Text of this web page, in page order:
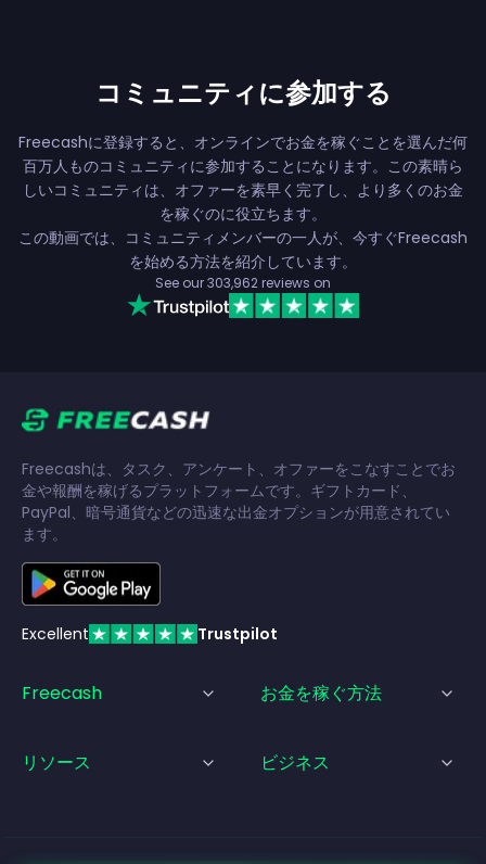
コミュニティに参加する
Freecashに登録すると、オンラインでお金を稼ぐことを選んだ何
百万人ものコミュニティに参加することになります。この素晴ら
しいコミュニティは、オファーを素早く完了し、より多くのお金
を稼ぐのに役立ちます。
この動画では、コミュニティメンバーの一人が、今すぐFreecash
を始める方法を紹介しています。
See our303,962reviews on
Freecashは、タスク、アンケート、オファーをこなすことでお
金や報酬を稼げるプラットフォームです。ギフトカード、
PayPal、暗号通貨などの迅速な出金オプションが用意されてい
ます。
Excellent Trustpilot
Freecash お金を稼ぐ方法
リソース ビジネス